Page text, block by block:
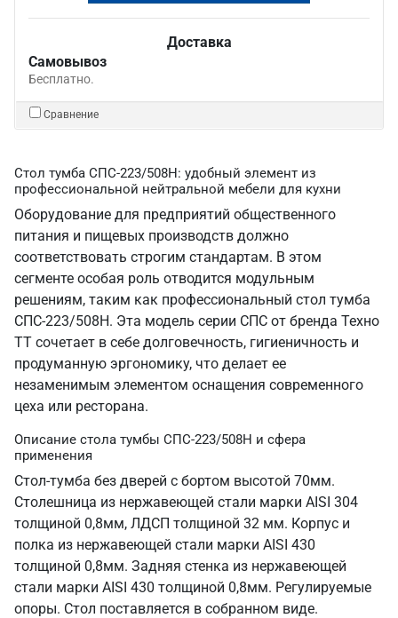
Доставка
Самовывоз
Бесплатно.
Сравнение
Стол тумба СПС-223/508Н: удобный элемент из
профессиональной нейтральной мебели для кухни
Оборудование для предприятий общественного
питания и пищевых производств должно
соответствовать строгим стандартам. В этом
сегменте особая роль отводится модульным
решениям, таким как профессиональный стол тумба
СПС-223/508Н. Эта модель серии СПС от бренда Техно
ТТ сочетает в себе долговечность, гигиеничность и
продуманную эргономику, что делает ее
незаменимым элементом оснащения современного
цеха или ресторана.
Описание стола тумбы СПС-223/508Н и сфера
применения
Стол-тумба без дверей с бортом высотой 70мм.
Столешница из нержавеющей стали марки AISI 304
толщиной 0,8мм, ЛДСП толщиной 32 мм. Корпус и
полка из нержавеющей стали марки AISI 430
толщиной 0,8мм. Задняя стенка из нержавеющей
стали марки AISI 430 толщиной 0,8мм. Регулируемые
опоры. Стол поставляется в собранном виде.